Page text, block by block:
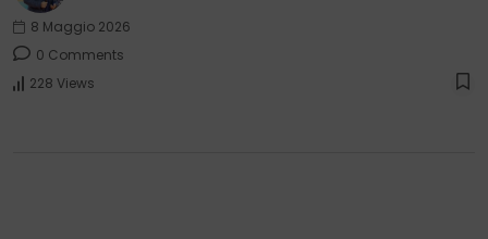
8 Maggio 2026
0 Comments
228 Views